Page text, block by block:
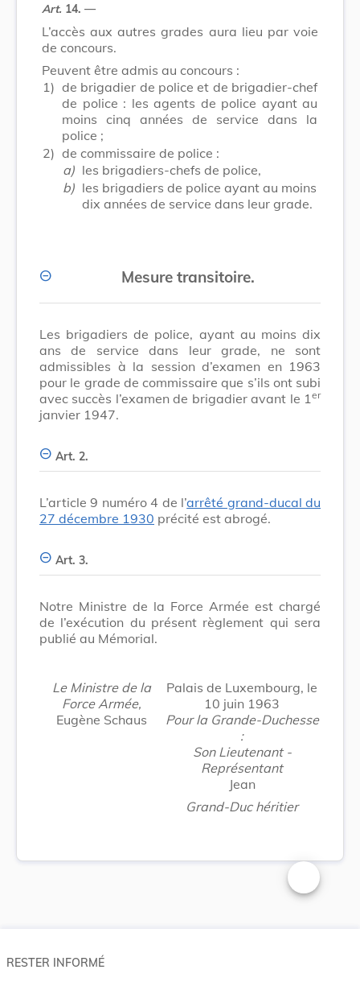
Art. 14. —
L’accès aux autres grades aura lieu par voie
de concours.
Peuvent être admis au concours :
1) de brigadier de police et de brigadier-chef
de police : les agents de police ayant au
moins cinq années de service dans la
police ;
2) de commissaire de police :
a) les brigadiers-chefs de police,
b) les brigadiers de police ayant au moins
dix années de service dans leur grade.
Mesure transitoire.
Les brigadiers de police, ayant au moins dix
ans de service dans leur grade, ne sont
admissibles à la session d’examen en 1963
pour le grade de commissaire que s’ils ont subi
avec succès l’examen de brigadier avant le 1 er
janvier 1947.
Art. 2.
L’article 9 numéro 4 de l’arrêté grand-ducal du
27 décembre 1930 précité est abrogé.
Art. 3.
Notre Ministre de la Force Armée est chargé
de l’exécution du présent règlement qui sera
publié au Mémorial.
Le Ministre de la
Force Armée,
Eugène Schaus
Palais de Luxembourg, le
10 juin 1963
Pour la Grande-Duchesse
:
Son Lieutenant -
Représentant
Jean
Grand-Duc héritier
Changer la
RESTER INFORMÉ